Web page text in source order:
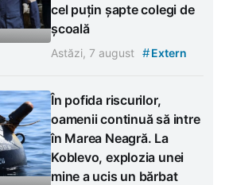
cel puțin șapte colegi de
școală
Astăzi, 7 august #Extern
În pofida riscurilor,
oamenii continuă să intre
în Marea Neagră. La
Koblevo, explozia unei
mine a ucis un bărbat